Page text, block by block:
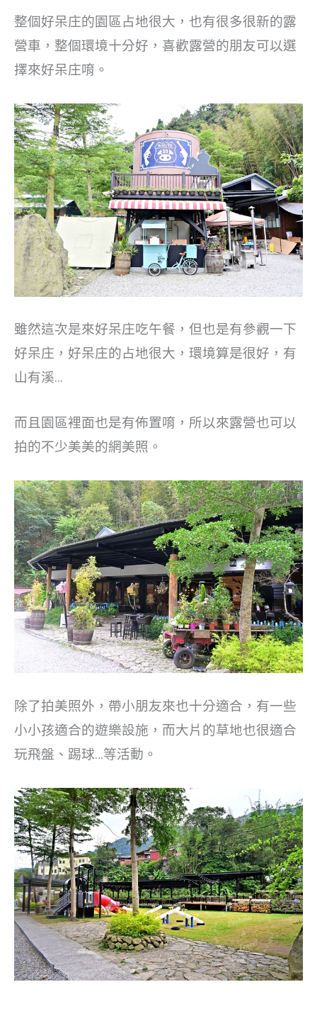
整個好呆庄的園區占地很大，也有很多很新的露
營車，整個環境十分好，喜歡露營的朋友可以選
擇來好呆庄唷。
雖然這次是來好呆庄吃午餐，但也是有參觀一下
好呆庄，好呆庄的占地很大，環境算是很好，有
山有溪…
而且園區裡面也是有佈置唷，所以來露營也可以
拍的不少美美的網美照。
除了拍美照外，帶小朋友來也十分適合，有一些
小小孩適合的遊樂設施，而大片的草地也很適合
玩飛盤、踢球…等活動。